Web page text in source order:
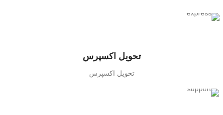
تحویل اکسپرس
تحویل اکسپرس